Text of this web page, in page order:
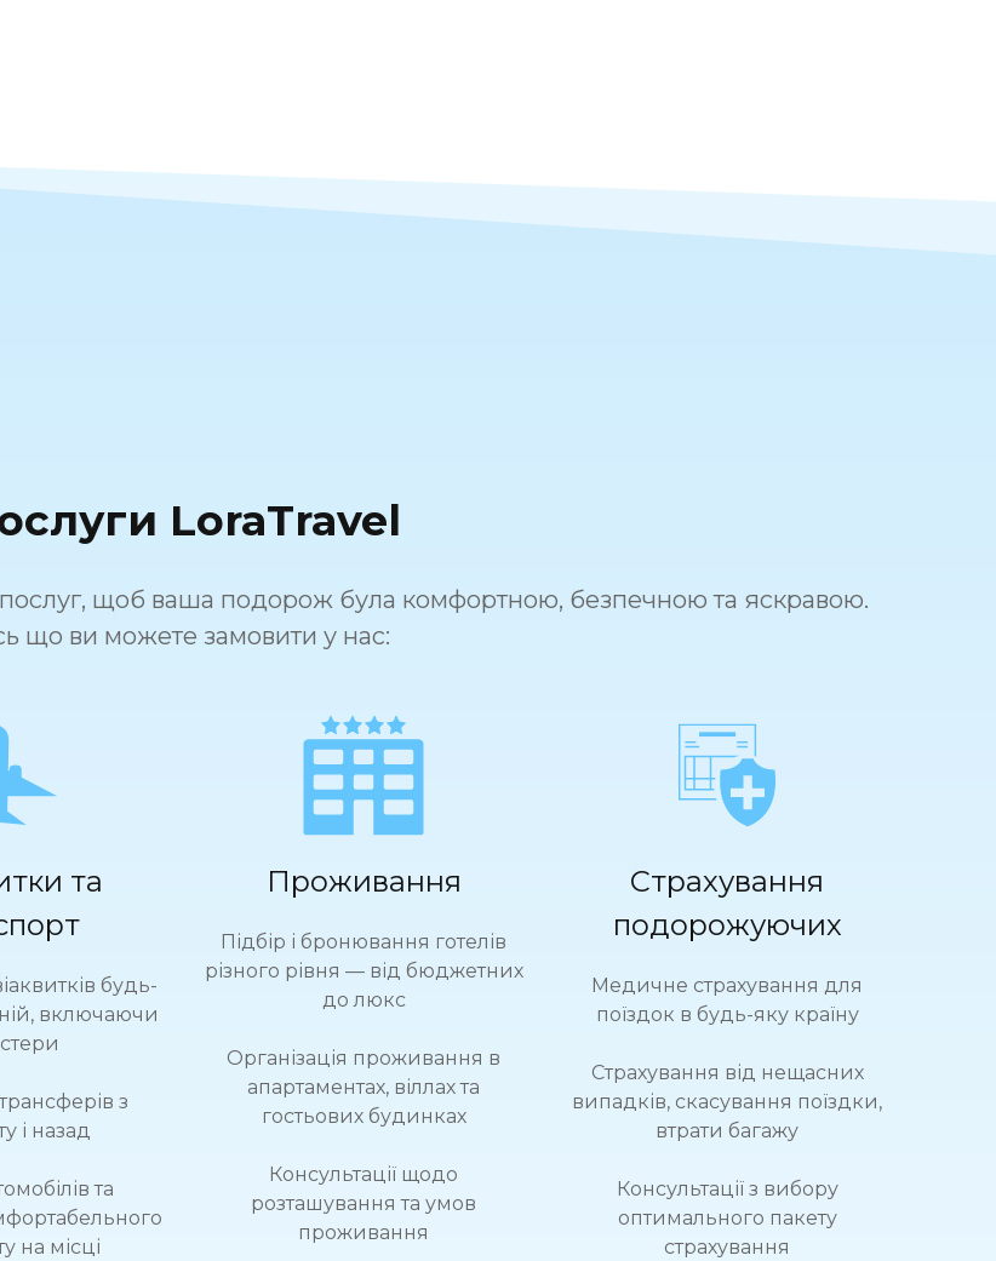
LoraTravel
щоб ваша подорож була комфортною, безпечною та яскравою.
що ви можете замовити у нас:
та
будь-
включаючи
з
і назад
та
на місці
Проживання
Підбір і бронювання готелів
різного рівня — від бюджетних
до люкс
Організація проживання в
апартаментах, віллах та
гостьових будинках
Консультації щодо
розташування та умов
проживання
Страхування
подорожуючих
Медичне страхування для
поїздок в будь-яку країну
Страхування від нещасних
випадків, скасування поїздки,
втрати багажу
Консультації з вибору
оптимального пакету
страхування